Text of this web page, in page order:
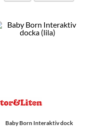
Baby Born Interaktiv dock